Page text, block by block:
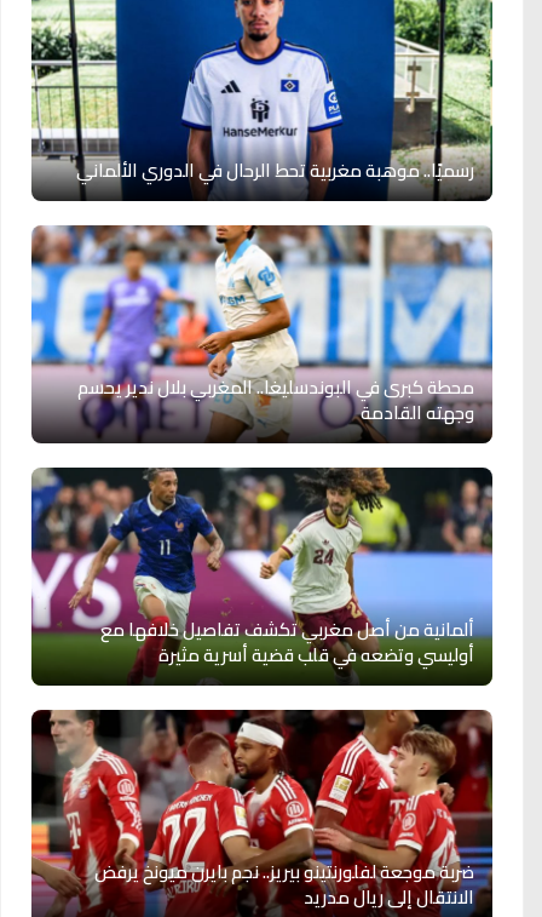
رسميًا.. موهبة مغربية تحط الرحال في الدوري الألماني
محطة كبرى في البوندسليغا.. المغربي بلال ندير يحسم
وجهته القادمة
ألمانية من أصل مغربي تكشف تفاصيل خلافها مع
أوليسي وتضعه في قلب قضية أسرية مثيرة
ضربة موجعة لفلورنتينو بيريز.. نجم بايرن ميونخ يرفض
الانتقال إلى ريال مدريد